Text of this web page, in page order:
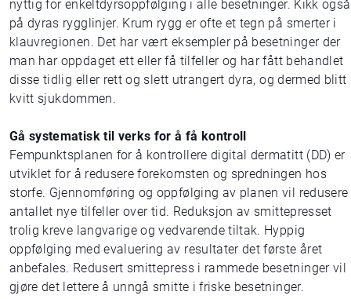
nyttig for enkeltdyrsoppfølging i alle besetninger. Kikk også
på dyras rygglinjer. Krum rygg er ofte et tegn på smerter i
klauvregionen. Det har vært eksempler på besetninger der
man har oppdaget ett eller få tilfeller og har fått behandlet
disse tidlig eller rett og slett utrangert dyra, og dermed blitt
kvitt sjukdommen.
Gå systematisk til verks for å få kontroll
Fempunktsplanen for å kontrollere digital dermatitt (DD) er
utviklet for å redusere forekomsten og spredningen hos
storfe. Gjennomføring og oppfølging av planen vil redusere
antallet nye tilfeller over tid. Reduksjon av smittepresset
trolig kreve langvarige og vedvarende tiltak. Hyppig
oppfølging med evaluering av resultater det første året
anbefales. Redusert smittepress i rammede besetninger vil
gjøre det lettere å unngå smitte i friske besetninger.